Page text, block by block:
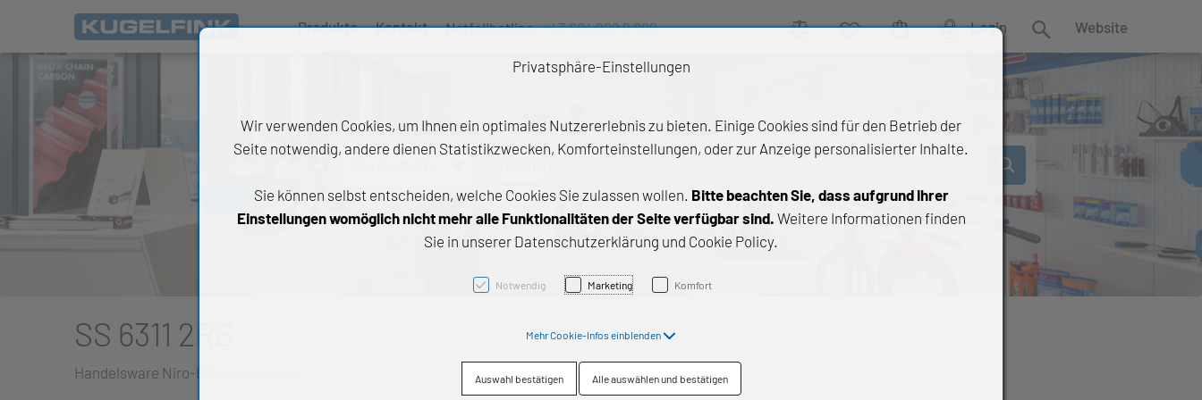
Produkte Kontakt Notfallhotline:+43 664 222 9 888 VergleichWunschlisteWarenkorb Login Suche Website
Alle Produkte
Wälz- und Gleitlager
Antriebstechnik
Chemische Produkte
SS 6311 2RS
Handelsware Niro-Rillenkugellager
Privatsphäre-Einstellungen
Wir verwenden Cookies, um Ihnen ein optimales Nutzererlebnis zu bieten. Einige Cookies sind für den Betrieb der
Seite notwendig, andere dienen Statistikzwecken, Komforteinstellungen, oder zur Anzeige personalisierter Inhalte.
Sie können selbst entscheiden, welche Cookies Sie zulassen wollen. Bitte beachten Sie, dass aufgrund Ihrer
Einstellungen womöglich nicht mehr alle Funktionalitäten der Seite verfügbar sind. Weitere Informationen finden
Sie in unserer Datenschutzerklärung und Cookie Policy.
Notwendig Marketing Komfort
Mehr Cookie-Infos einblenden
Auswahl bestätigen Alle auswählen und bestätigen